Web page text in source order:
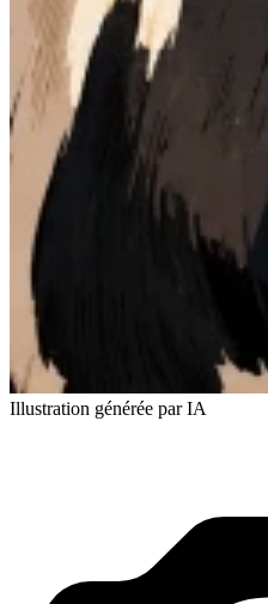
Illustration générée par IA